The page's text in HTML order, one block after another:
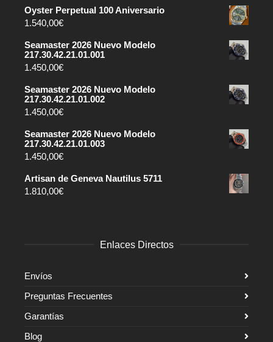
Oyster Perpetual 100 Aniversario
1.540,00€
Seamaster 2026 Nuevo Modelo
217.30.42.21.01.001
1.450,00€
Seamaster 2026 Nuevo Modelo
217.30.42.21.01.002
1.450,00€
Seamaster 2026 Nuevo Modelo
217.30.42.21.01.003
1.450,00€
Artisan de Geneva Nautilus 5711
1.810,00€
Enlaces Directos
Envíos
Preguntas Frecuentes
Garantías
Blog